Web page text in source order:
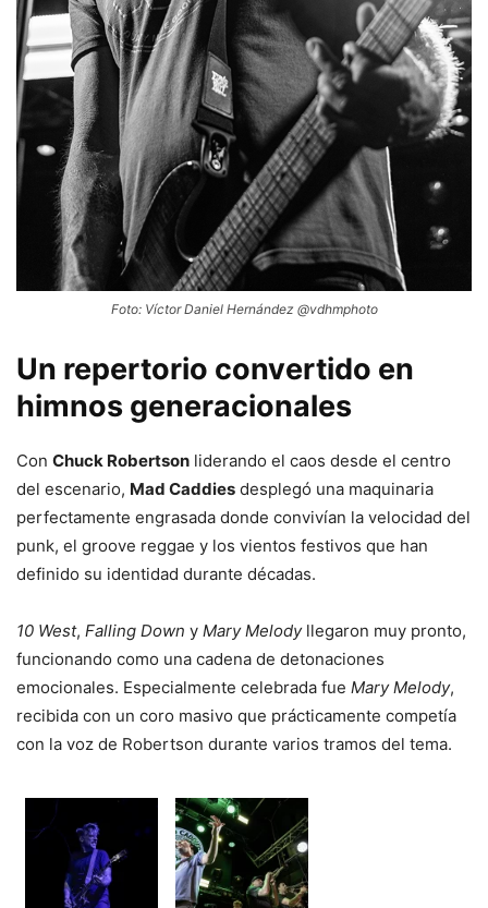
Foto: Víctor Daniel Hernández @vdhmphoto
Un repertorio convertido en
himnos generacionales
Con Chuck Robertson liderando el caos desde el centro
del escenario, Mad Caddies desplegó una maquinaria
perfectamente engrasada donde convivían la velocidad del
punk, el groove reggae y los vientos festivos que han
definido su identidad durante décadas.
10 West, Falling Down y Mary Melodyllegaron muy pronto,
funcionando como una cadena de detonaciones
emocionales. Especialmente celebrada fue Mary Melody,
recibida con un coro masivo que prácticamente competía
con la voz de Robertson durante varios tramos del tema.